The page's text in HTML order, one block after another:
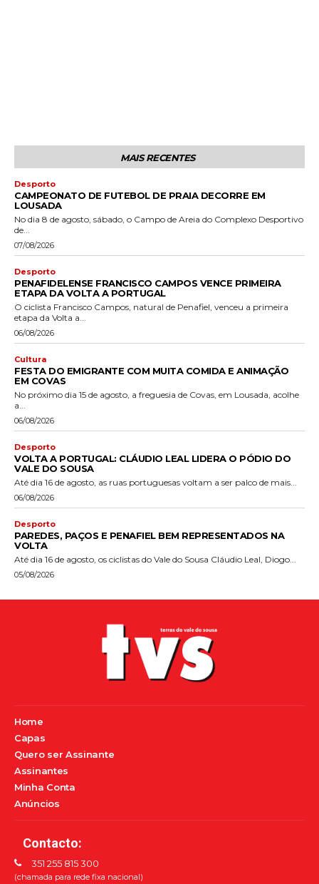
MAIS RECENTES
Desporto
CAMPEONATO DE FUTEBOL DE PRAIA DECORRE EM
LOUSADA
No dia 8 de agosto, sábado, o Campo de Areia do Complexo Desportivo
de...
07/08/2026
Desporto
PENAFIDELENSE FRANCISCO CAMPOS VENCE PRIMEIRA
ETAPA DA VOLTA A PORTUGAL
O ciclista Francisco Campos, natural de Penafiel, venceu a primeira
etapa da Volta a...
06/08/2026
Cultura
FESTA DO EMIGRANTE COM MUITA COMIDA E ANIMAÇÃO
EM COVAS
No próximo dia 15 de agosto, a freguesia de Covas, em Lousada, acolhe
a...
06/08/2026
Desporto
VOLTA A PORTUGAL: CLÁUDIO LEAL LIDERA O PÓDIO DO
VALE DO SOUSA
Até dia 16 de agosto, as ruas portuguesas voltam a ser palco de mais...
06/08/2026
Desporto
PAREDES, PAÇOS E PENAFIEL BEM REPRESENTADOS NA
VOLTA
Até dia 16 de agosto, os ciclistas do Vale do Sousa Cláudio Leal, Diogo...
05/08/2026
Home
Capas
Quero ser Assinante
Assinantes
Minha Conta
Anúncios
Contacto:
351 255 815 300
(chamada para rede fixa nacional)